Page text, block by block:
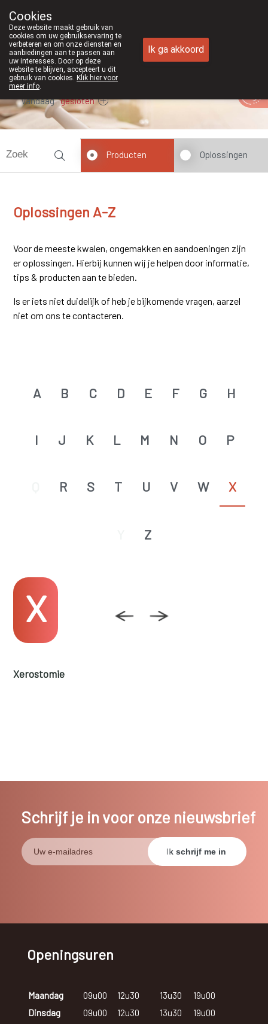
089/382429
Vandaag gesloten
Oplossingen A-Z
Producten Oplossingen
Voor de meeste kwalen, ongemakken en aandoeningen zijn
er oplossingen. Hierbij kunnen wij je helpen door informatie,
tips & producten aan te bieden.
Is er iets niet duidelijk of heb je bijkomende vragen, aarzel
niet om ons te contacteren.
A B C D E F G H
I J K L M N O P
R S T U V W X
Z
X
Xerostomie
Schrijf je in voor onze nieuwsbrief
Openingsuren
Maandag 09u00 12u30 13u30
19u00
Dinsdag
09u00 12u30 13u30
19u00
Cookies
Deze website maakt gebruik van
cookies om uw gebruikservaring te
verbeteren en om onze diensten en
aanbiedingen aan te passen aan
uw interesses. Door op deze
website te blijven, accepteert u dit
gebruik van cookies. Klik hier voor
meer info.
Ik ga akkoord